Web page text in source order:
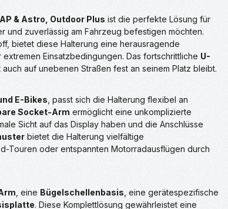
& Astro, Outdoor Plus ist die perfekte Lösung für
und zuverlässig am Fahrzeug befestigen möchten.
bietet diese Halterung eine herausragende
extremen Einsatzbedingungen. Das fortschrittliche U-
auf unebenen Straßen fest an seinem Platz bleibt.
E-Bikes , passt sich die Halterung flexibel an
Socket-Arm ermöglicht eine unkomplizierte
Sicht auf das Display haben und die Anschlüsse
bietet die Halterung vielfältige
Touren oder entspannten Motorradausflügen durch
, eine Bügelschellenbasis , eine gerätespezifische
. Diese Komplettlösung gewährleistet eine